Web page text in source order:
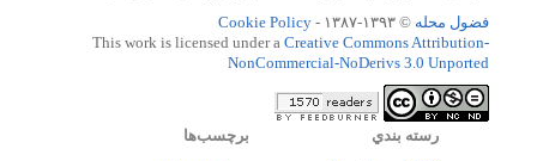
فضول محله © ۱۳۹۳-۱۳۸۷ -
Cookie Policy
This work is licensed under a Creative Commons Attribution-
NonCommercial-NoDerivs 3.0 Unported
رسته بندي برچسب‌ها